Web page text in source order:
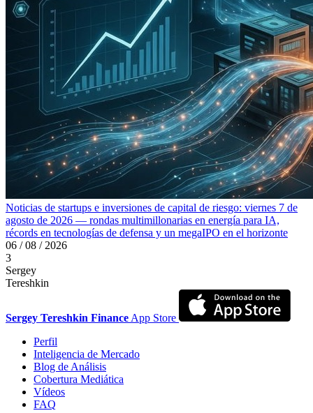
Noticias de startups e inversiones de capital de riesgo: viernes 7 de
agosto de 2026 — rondas multimillonarias en energía para IA,
récords en tecnologías de defensa y un megaIPO en el horizonte
06 / 08 / 2026
3
Sergey
Tereshkin
Sergey Tereshkin Finance App Store
Perfil
Inteligencia de Mercado
Blog de Análisis
Cobertura Mediática
Vídeos
FAQ